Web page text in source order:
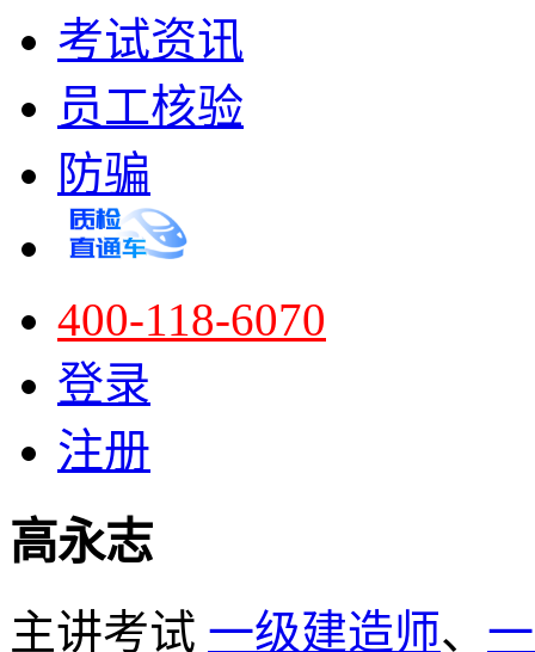
考试资讯
员工核验
防骗
400-118-6070
登录
注册
高永志
主讲考试 一级建造师、